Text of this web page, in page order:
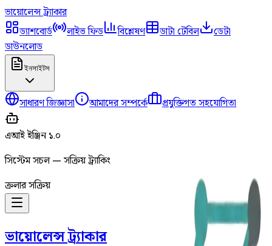
ভায়োলেন্সট্র্যাকার
ড্যাশবোর্ড
লাইভ ফিড বিশ্লেষণ ডাটা টেবিল
ডেটা
ডাউনলোড
ইনসাইটস
সাধারণ জিজ্ঞাসা আমাদের সম্পর্কে প্রযুক্তিগত সহযোগিতা
এআই ইঞ্জিন ১.০
সিস্টেম সচল — সক্রিয় ট্র্যাকিং
ক্রলার সক্রিয়
ভায়োলেন্সট্র্যাকার